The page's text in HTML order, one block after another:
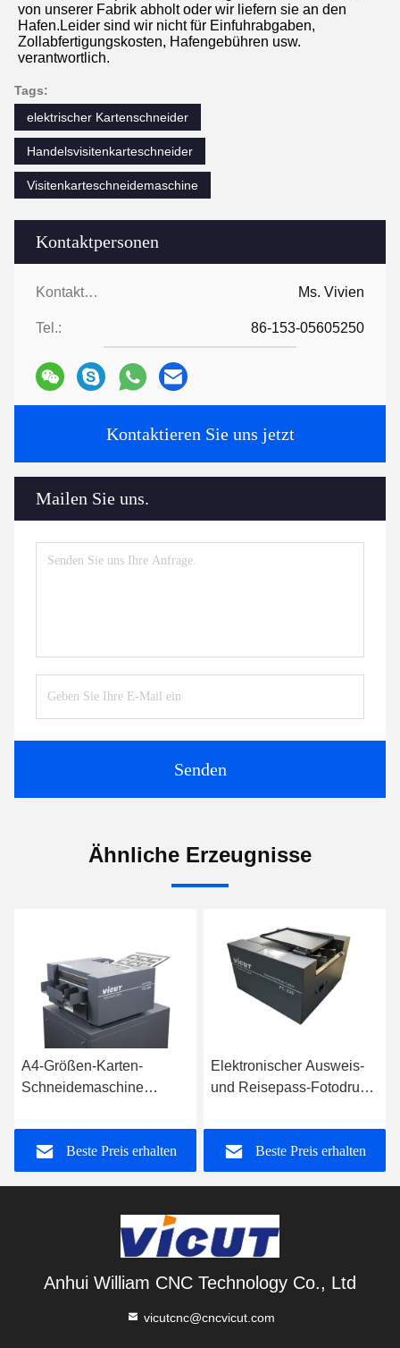
Kontaktpersonen
Kontaktpersonen: Ms. Vivien
Tel.: 86-153-05605250
Kontaktieren Sie uns jetzt
Mailen Sie uns.
Senden
von unserer Fabrik abholt oder wir liefern sie an den
Hafen.Leider sind wir nicht für Einfuhrabgaben,
Zollabfertigungskosten, Hafengebühren usw.
verantwortlich.
Tags:
elektrischer Kartenschneider
Handelsvisitenkarteschneider
Visitenkarteschneidemaschine
Ähnliche Erzeugnisse
A4-Größen-Karten-
Schneidemaschine
die Grußkartenproduktion
CC-330Beste Preis erhalten
Elektronischer Ausweis-
und Reisepass-Fotodruck-
PLC Visitenkarten-
Schneider 10s
Schneidgeschwindigkeit
Beste Preis erhalten
Anhui William CNC Technology Co., Ltd
vicutcnc@cncvicut.com